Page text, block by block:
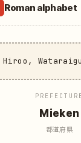
Roman alphabet
Hiroo,
PREFECTURE
Mieken
都道府県